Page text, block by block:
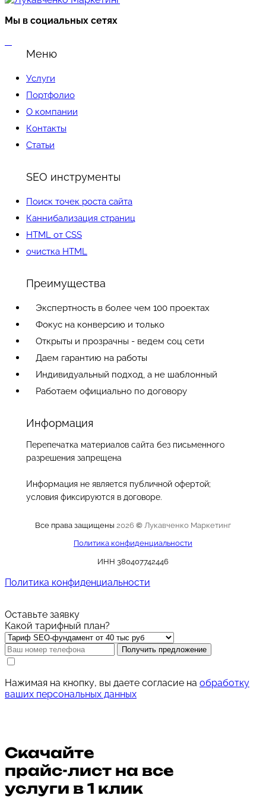
Мы в социальных сетях
Меню
Услуги
Портфолио
О компании
Контакты
Статьи
SEO инструменты
Поиск точек роста сайта
Каннибализация страниц
HTML от CSS
очистка HTML
Преимущества
Экспертность в более чем 100 проектах
Фокус на конверсию и только
Открыты и прозрачны - ведем соц сети
Даем гарантию на работы
Индивидуальный подход, а не шаблонный
Работаем официально по договору
Информация
Перепечатка материалов сайта без письменного
разрешения запрещена
Информация не является публичной офертой;
условия фиксируются в договоре.
Все права защищены 2026 © Лукавченко Маркетинг
Политика конфиденциальности
ИНН 380407742446
Политика конфиденциальности
Оставьте заявку
Какой тарифный план?
Получить предложение
Нажимая на кнопку, вы даете согласие на обработку
ваших персональных данных
Скачайте
прайс-лист на все
услуги в 1 клик